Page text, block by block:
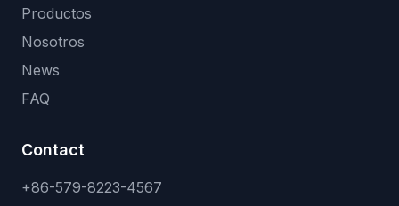
Productos
Nosotros
News
FAQ
Contact
+86-579-8223-4567